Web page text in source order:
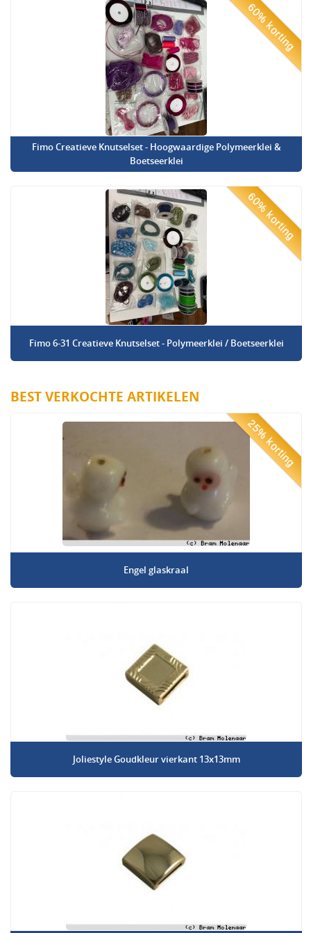
60% korting
Fimo Creatieve Knutselset - Hoogwaardige Polymeerklei &
Boetseerklei
60% korting
Fimo 6-31 Creatieve Knutselset - Polymeerklei / Boetseerklei
BEST VERKOCHTE ARTIKELEN
25% korting
Engel glaskraal
Joliestyle Goudkleur vierkant 13x13mm